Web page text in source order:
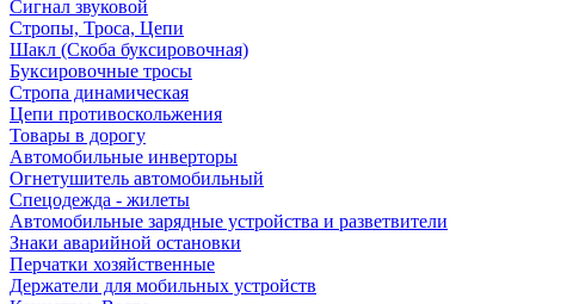
Сигнал звуковой
Стропы, Троса, Цепи
Шакл (Скоба буксировочная)
Буксировочные тросы
Стропа динамическая
Цепи противоскольжения
Товары в дорогу
Автомобильные инверторы
Огнетушитель автомобильный
Спецодежда - жилеты
Автомобильные зарядные устройства и разветвители
Знаки аварийной остановки
Перчатки хозяйственные
Держатели для мобильных устройств